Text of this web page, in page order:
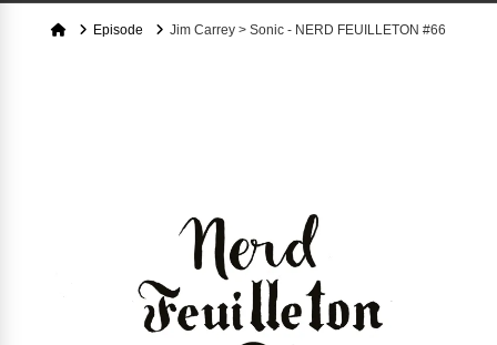
HomeEpisode Jim Carrey > Sonic - NERD FEUILLETON #66